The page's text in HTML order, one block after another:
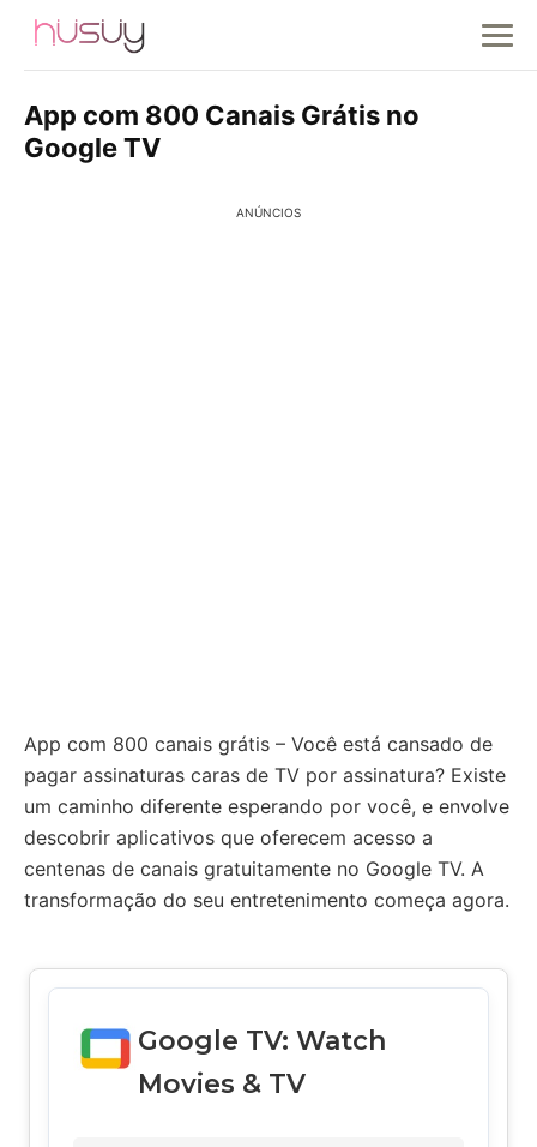
App com 800 Canais Grátis no
Google TV
ANÚNCIOS
App com 800 canais grátis – Você está cansado de
pagar assinaturas caras de TV por assinatura? Existe
um caminho diferente esperando por você, e envolve
descobrir aplicativos que oferecem acesso a
centenas de canais gratuitamente no Google TV. A
transformação do seu entretenimento começa agora.
Google TV: Watch
Movies & TV